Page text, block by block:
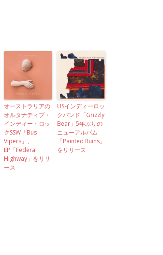
オーストラリアの
オルタナティブ・
インディー・ロッ
クSSW「Bus
Vipers」、
EP「Federal
Highway」をリリ
ース
USインディーロッ
クバンド「Grizzly
Bear」5年ぶりの
ニューアルバム
「Painted Ruins」
をリリース